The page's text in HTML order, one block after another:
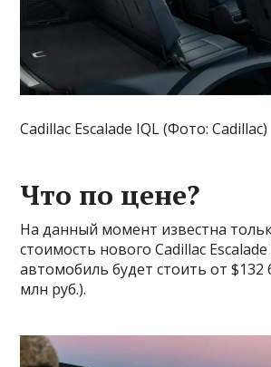
Cadillac Escalade IQL (Фото: Cadillac)
Что по цене?
На данный момент известна
стоимость нового Cadillac
автомобиль будет стоить от $132
млн руб.).